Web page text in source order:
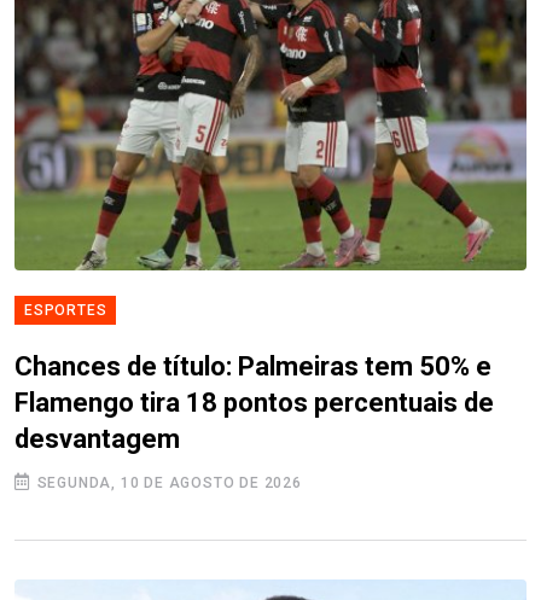
ESPORTES
Chances de título: Palmeiras tem 50% e
Flamengo tira 18 pontos percentuais de
desvantagem
SEGUNDA, 10 DE AGOSTO DE 2026